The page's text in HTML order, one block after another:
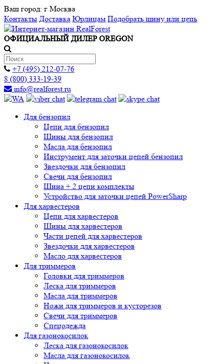
Ваш город: г Москва
Контакты Доставка Юрлицам Подобрать шину или цепь
ОФИЦИАЛЬНЫЙ ДИЛЕР OREGON
+7 (495) 212-07-76
8 (800) 333-19-39
info@realforest.ru
Для бензопил
Цепи для бензопил
Шины для бензопил
Масла для бензопил
Инструмент для заточки цепей бензопил
Звездочки для бензопил
Свечи для бензопил
Шина + 2 цепи комплекты
Устройство для заточки цепей PowerSharp
Для харвестеров
Цепи для харвестеров
Шины для харвестеров
Части цепей для харвестеров
Звездочки для харвестеров
Масло для харвестеров
Для триммеров
Головки для триммеров
Леска для триммеров
Масла для триммеров
Ножи для триммеров и кусторезов
Свечи для триммеров
Спецодежда
Для газонокосилок
Леска для газонокосилок
Масла для газонокосилок